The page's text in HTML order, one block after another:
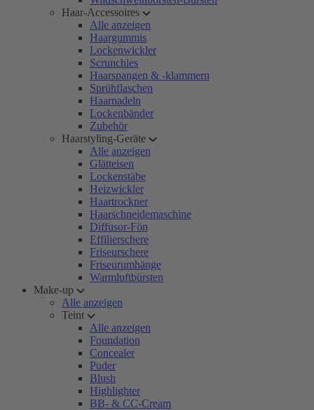
Haar-Accessoires
Alle anzeigen
Haargummis
Lockenwickler
Scrunchies
Haarspangen & -klammern
Sprühflaschen
Haarnadeln
Lockenbänder
Zubehör
Haarstyling-Geräte
Alle anzeigen
Glätteisen
Lockenstäbe
Heizwickler
Haartrockner
Haarschneidemaschine
Diffusor-Fön
Effilierschere
Friseurschere
Friseurumhänge
Warmluftbürsten
Make-up
Alle anzeigen
Teint
Alle anzeigen
Foundation
Concealer
Puder
Blush
Highlighter
BB- & CC-Cream